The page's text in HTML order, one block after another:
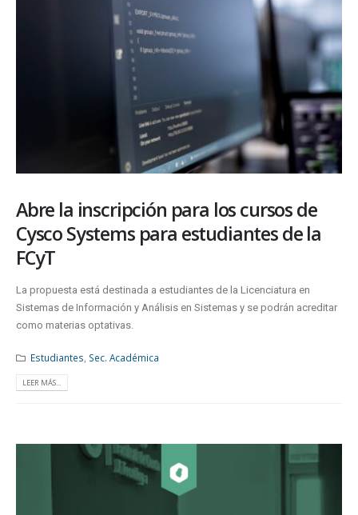
Abre la inscripción para los cursos de
Cysco Systems para estudiantes de la
FCyT
La propuesta está destinada a estudiantes de la Licenciatura en
Sistemas de Información y Análisis en Sistemas y se podrán acreditar
como materias optativas.
Estudiantes, Sec. Académica
LEER MÁS...